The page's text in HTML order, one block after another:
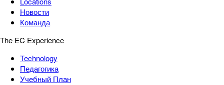
Новости
Команда
The EC Experience
Technology
Педагогика
Учебный План